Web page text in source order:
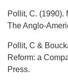
Pollit, C. (1990).
The Anglo-
Pollit, C &
Reform: a
Press.